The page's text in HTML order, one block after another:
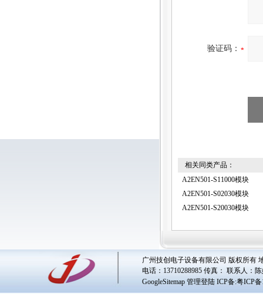
验证码：
相关同类产品：
A2EN501-S11000模块
A2EN501-S02030模块
A2EN501-S20030模块
广州技创电子设备有限公司 版权所有
电话：13710288985 传真： 联系人：
GoogleSitemap 管理登陆 ICP备:粤ICP备